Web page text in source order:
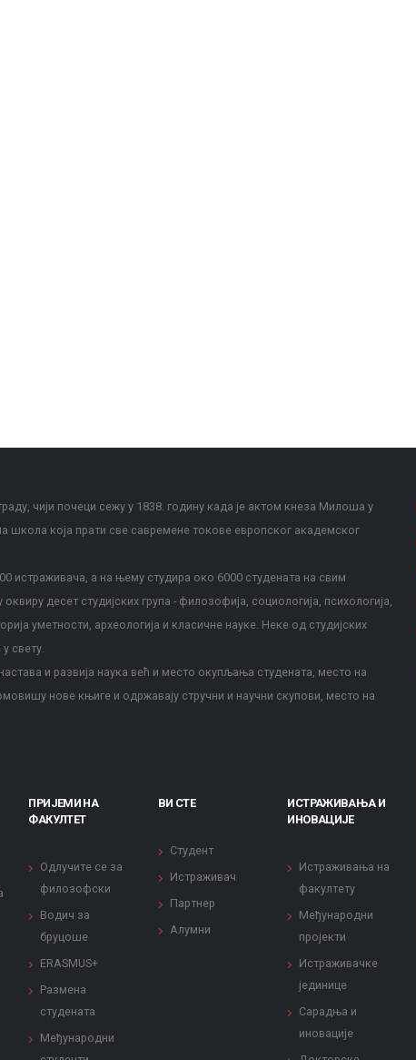
чији почеци сежу у 1838. годину када је актом кнеза Милоша у
школа која прати све савремене токове европског академског
истраживача, а на њему студира око 6000 студената на свим
десет студијских група - филозофија, социологија, психологија,
уметности, археологија и класичне науке. Неке од студијских
свету.
и развија наука већ и место окупљања студената, место на
нове књиге и одржавају стручни и научни скупови, место на
ПРИЈЕМИ НА
ФАКУЛТЕТ
Одлучите се за
филозофски
Водич за
бруцоше
ERASMUS+
Размена
студената
Међународни
ВИ СТЕ
Студент
Истраживач
Партнер
Алумни
ИСТРАЖИВАЊА И
ИНОВАЦИЈЕ
Истраживања на
факултету
Међународни
пројекти
Истраживачке
јединице
Сарадња и
иновације